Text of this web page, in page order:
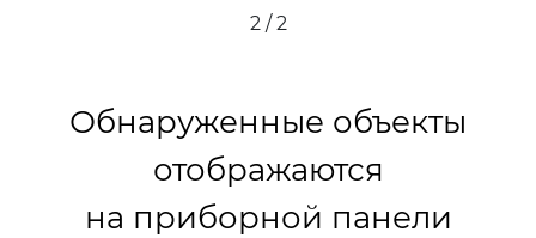
2 / 2
Обнаруженные объекты
отображаются
на приборной панели